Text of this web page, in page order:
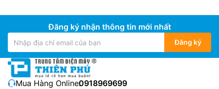
Đăng ký nhận thông tin mới nhất
Đăng ký
Mua Hàng Online:0918969699